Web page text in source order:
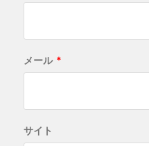
メール *
サイト